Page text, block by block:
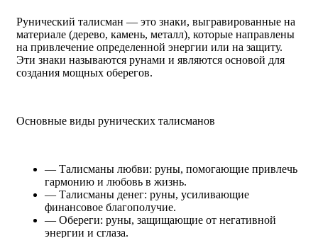
Рунический талисман — это знаки, выгравированные на
материале (дерево, камень, металл), которые направлены
на привлечение определенной энергии или на защиту.
Эти знаки называются рунами и являются основой для
создания мощных оберегов.
Основные виды рунических талисманов
— Талисманы любви: руны, помогающие привлечь
гармонию и любовь в жизнь.
— Талисманы денег: руны, усиливающие
финансовое благополучие.
— Обереги: руны, защищающие от негативной
энергии и сглаза.